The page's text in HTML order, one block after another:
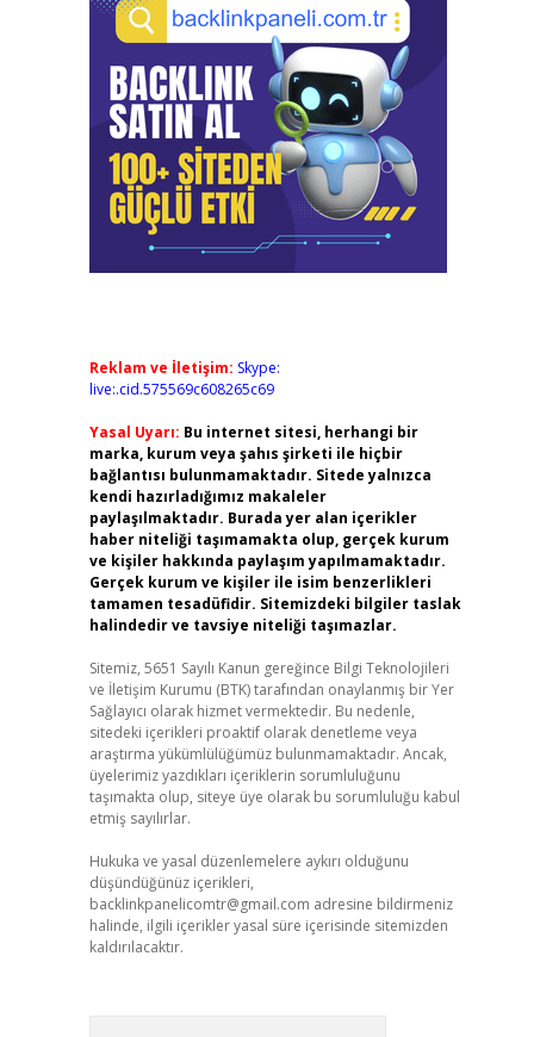
Reklam ve İletişim: Skype:
live:.cid.575569c608265c69
Yasal Uyarı: Bu internet sitesi, herhangi bir
marka, kurum veya şahıs şirketi ile hiçbir
bağlantısı bulunmamaktadır. Sitede yalnızca
kendi hazırladığımız makaleler
paylaşılmaktadır. Burada yer alan içerikler
haber niteliği taşımamakta olup, gerçek kurum
ve kişiler hakkında paylaşım yapılmamaktadır.
Gerçek kurum ve kişiler ile isim benzerlikleri
tamamen tesadüfidir. Sitemizdeki bilgiler taslak
halindedir ve tavsiye niteliği taşımazlar.
Sitemiz, 5651 Sayılı Kanun gereğince Bilgi Teknolojileri
ve İletişim Kurumu (BTK) tarafından onaylanmış bir Yer
Sağlayıcı olarak hizmet vermektedir. Bu nedenle,
sitedeki içerikleri proaktif olarak denetleme veya
araştırma yükümlülüğümüz bulunmamaktadır. Ancak,
üyelerimiz yazdıkları içeriklerin sorumluluğunu
taşımakta olup, siteye üye olarak bu sorumluluğu kabul
etmiş sayılırlar.
Hukuka ve yasal düzenlemelere aykırı olduğunu
düşündüğünüz içerikleri,
backlinkpanelicomtr@gmail.com adresine bildirmeniz
halinde, ilgili içerikler yasal süre içerisinde sitemizden
kaldırılacaktır.